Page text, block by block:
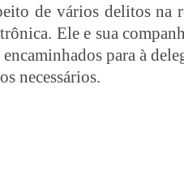
de vários delitos na
Ele e sua
para à
necessários.